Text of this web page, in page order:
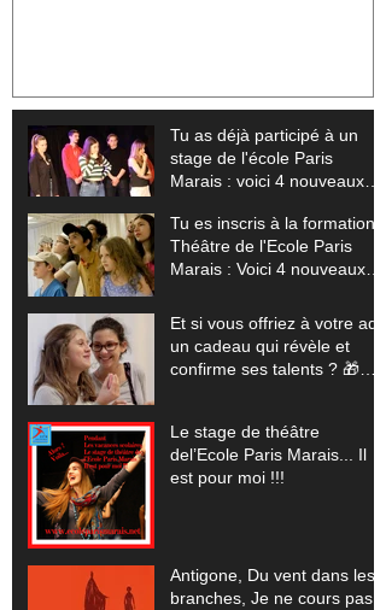
ton talent (+ tes vidéos offertes)
Tu as déjà participé à un
stage de l'école Paris
Marais : voici 4 nouveaux
talent (+ tes vidéos offertes)
Tu es inscris à la formation
Théâtre de l'Ecole Paris
Marais : Voici 4 nouveaux
limites (+ tes vidéos
offertes) 🎬
Et si vous offriez à votre ado
un cadeau qui révèle et
confirme ses talents ? 🎁
théâtre, cinéma, comédie
musicale, improvisation)
Le stage de théâtre
del’Ecole Paris Marais... Il
est pour moi !!!
Antigone, Du vent dans les
branches, Je ne cours pas